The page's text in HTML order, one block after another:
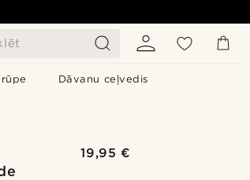
Dāvanu ceļvedis
19,95 €